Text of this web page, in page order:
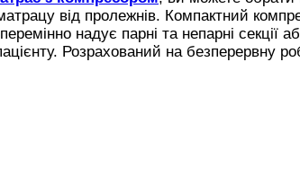
від пролежнів. Компактний
надує парні та непарні секції
Розрахований на безперервну